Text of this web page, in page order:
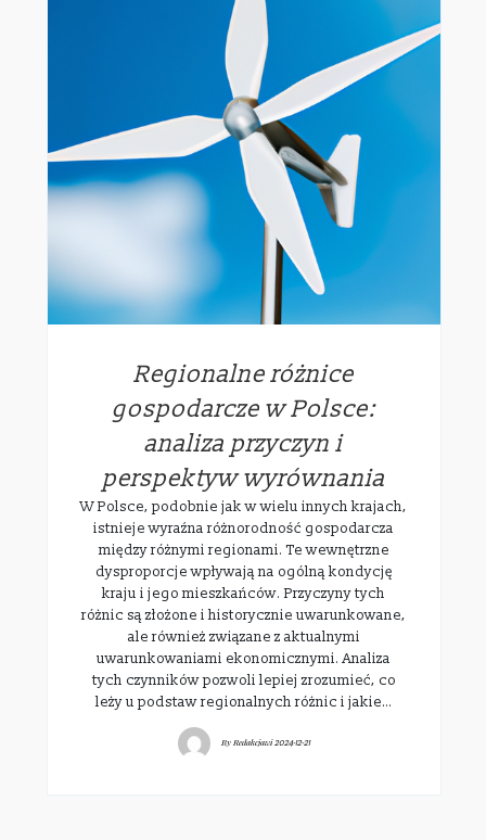
Regionalne różnice
gospodarcze w Polsce:
analiza przyczyn i
perspektyw wyrównania
W Polsce, podobnie jak w wielu innych krajach,
istnieje wyraźna różnorodność gospodarcza
między różnymi regionami. Te wewnętrzne
dysproporcje wpływają na ogólną kondycję
kraju i jego mieszkańców. Przyczyny tych
różnic są złożone i historycznie uwarunkowane,
ale również związane z aktualnymi
uwarunkowaniami ekonomicznymi. Analiza
tych czynników pozwoli lepiej zrozumieć, co
leży u podstaw regionalnych różnic i jakie…
ByRedakcjawi 2024-12-21